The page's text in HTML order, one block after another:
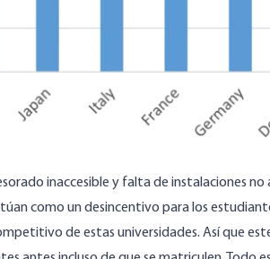
inaccesible y falta de instalaciones
como un desincentivo para los
de estas universidades. Así que